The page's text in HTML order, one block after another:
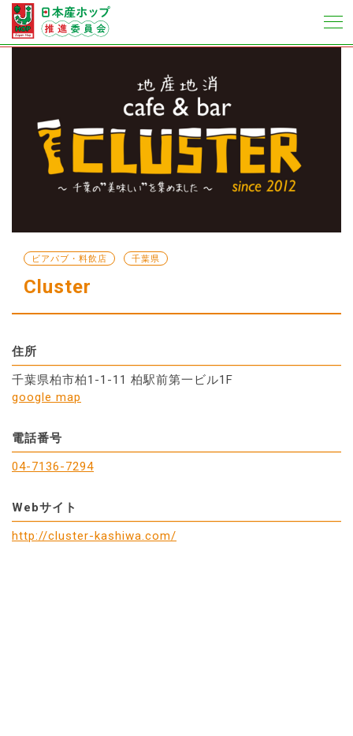
ビアパブ・料飲店 千葉県
Cluster
住所
千葉県柏市柏1-1-11 柏駅前第一ビル1F
google map
電話番号
04-7136-7294
Webサイト
http://cluster-kashiwa.com/